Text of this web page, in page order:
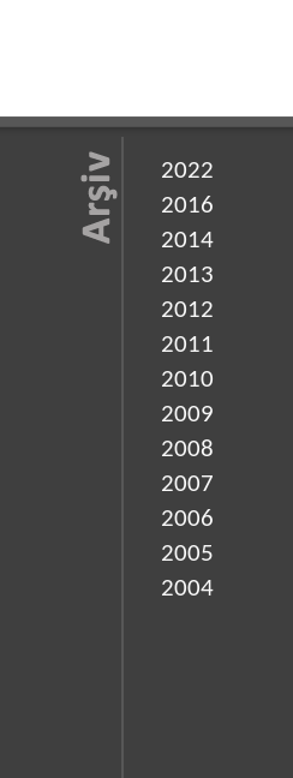
2022
2016
2014
2013
2012
2011
2010
2009
2008
2007
2006
2005
2004